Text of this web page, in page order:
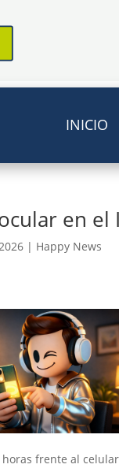
INICIO
en
| Happy News
horas frente al